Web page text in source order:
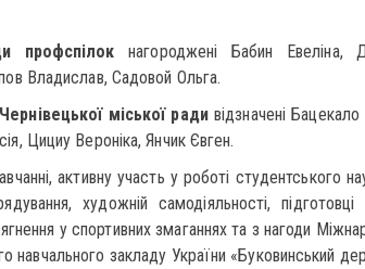
профспілок нагороджені Бабин Евеліна,
Владислав, Садовой Ольга.
міської радивідзначені Бацекало
Цициу Вероніка, Янчик Євген.
активну участь у роботі студентського
художній самодіяльності, підготовці
у спортивних змаганнях та з нагоди
закладу України «Буковинський